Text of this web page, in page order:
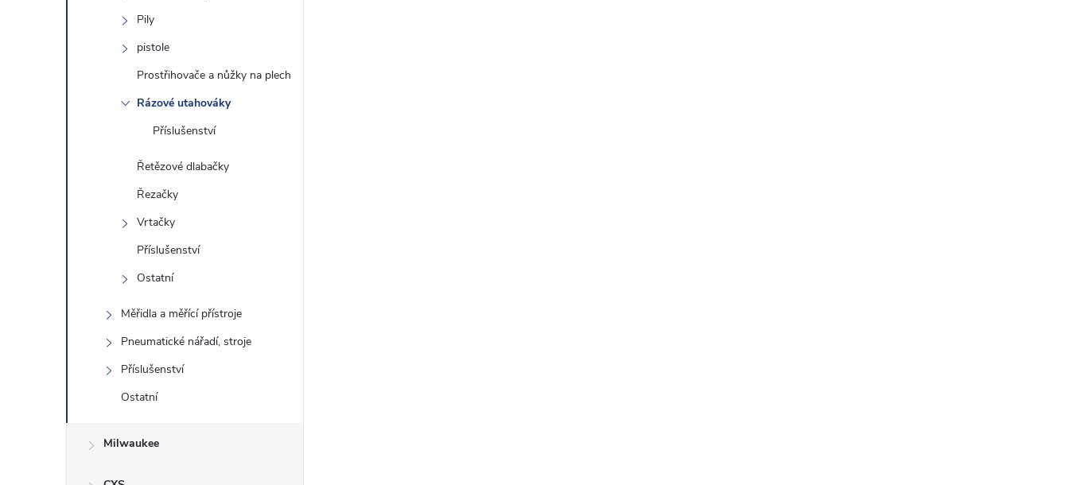
Pily
pistole
Prostřihovače a nůžky na plech
Rázové utahováky
Příslušenství
Řetězové dlabačky
Řezačky
Vrtačky
Příslušenství
Ostatní
Měřidla a měřící přístroje
Pneumatické nářadí, stroje
Příslušenství
Ostatní
Milwaukee